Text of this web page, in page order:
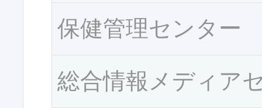
保健管理センター
総合情報メディア